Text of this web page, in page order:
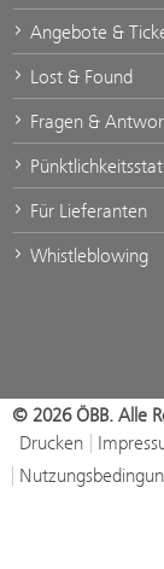
Angebote &
Lost & Found
Fragen &
Für Lieferanten
Whistleblowing
© 2026 ÖBB. Alle
Drucken